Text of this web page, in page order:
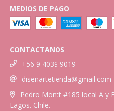
MEDIOS DE PAGO
CONTACTANOS
+56 9 4039 9019
disenartetienda@gmail.com
Pedro Montt #185 local A y
Lagos. Chile.